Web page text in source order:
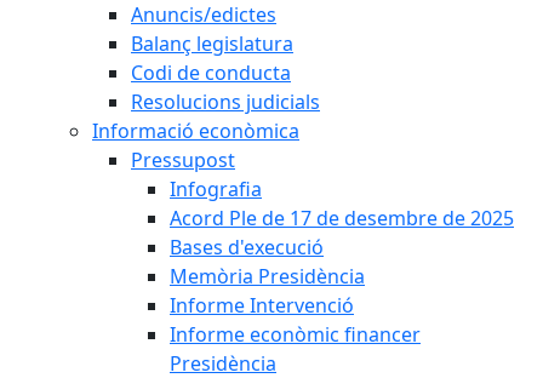
Anuncis/edictes
Balanç legislatura
Codi de conducta
Resolucions judicials
Informació econòmica
Pressupost
Infografia
Acord Ple de 17 de desembre de 2025
Bases d'execució
Memòria Presidència
Informe Intervenció
Informe econòmic financer
Presidència